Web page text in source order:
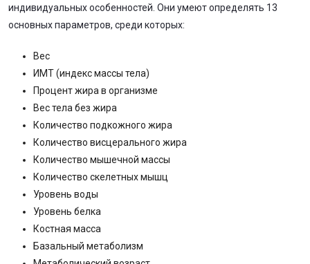
индивидуальных особенностей. Они умеют определять 13
основных параметров, среди которых:
Вес
ИМТ (индекс массы тела)
Процент жира в организме
Вес тела без жира
Количество подкожного жира
Количество висцерального жира
Количество мышечной массы
Количество скелетных мышц
Уровень воды
Уровень белка
Костная масса
Базальный метаболизм